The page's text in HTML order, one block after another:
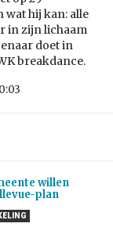
wat hij kan: alle
in zijn lichaam
doet in
breakdance.
willen
plan